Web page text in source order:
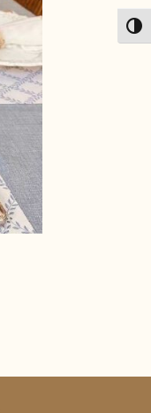
הפעל/כבה ניגודיות גבוהה